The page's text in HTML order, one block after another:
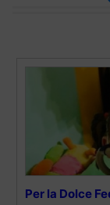
Per la Dolce